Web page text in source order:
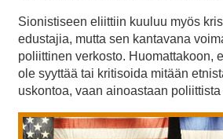
Sionistiseen eliittiin kuuluu myös
edustajia, mutta sen kantavana
poliittinen verkosto. Huomattakoon,
ole syyttää tai kritisoida mitään
uskontoa, vaan ainoastaan